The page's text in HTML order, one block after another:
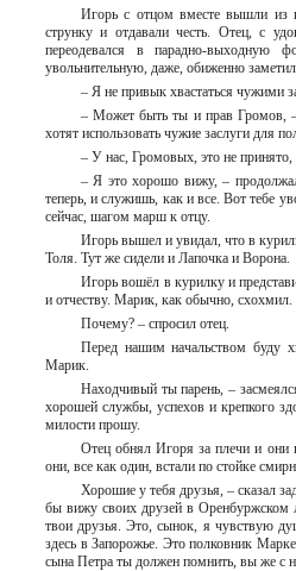
Игорь с отцом вместе вышли из
струнку и отдавали честь. Отец, с
переодевался в парадно-выходную
увольнительную, даже, обиженно
– Я не привык хвастаться чужими
– Может быть ты и прав Громов, –
хотят использовать чужие заслуги для
– У нас, Громовых, это не
– Я это хорошо вижу, –
теперь, и служишь, как и все. Вот тебе
сейчас, шагом марш к отцу.
Игорь вышел и увидал, что в
Толя. Тут же сидели и Лапочка и Ворона.
Игорь вошёл в курилку и
и отчеству. Марик, как обычно,
Почему? – спросил отец.
Перед нашим начальством буду
Марик.
Находчивый ты парень, –
хорошей службы, успехов и крепкого
милости прошу.
Отец обнял Игоря за плечи и они
они, все как один, встали по стойке
Хорошие у тебя друзья, – сказал
бы вижу своих друзей в Оренбуржском
твои друзья. Это, сынок, я чувствую
здесь в Запорожье. Это полковник
сына Петра ты должен помнить, вы же с